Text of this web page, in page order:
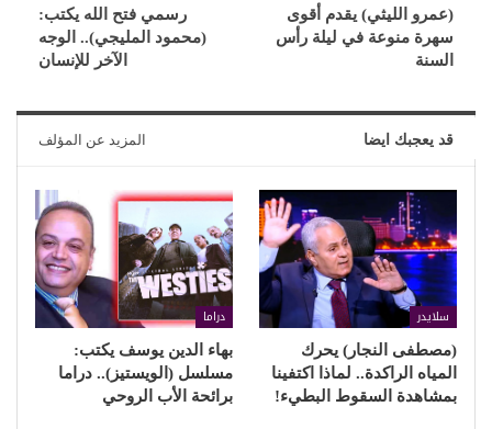
(عمرو الليثي) يقدم أقوى
سهرة منوعة في ليلة رأس
السنة
رسمي فتح الله يكتب:
(محمود المليجي).. الوجه
الآخر للإنسان
قد يعجبك ايضا المزيد عن المؤلف
سلايدر
(مصطفى النجار) يحرك
المياه الراكدة.. لماذا اكتفينا
بمشاهدة السقوط البطيء!
دراما
بهاء الدين يوسف يكتب:
مسلسل (الويستيز).. دراما
برائحة الأب الروحي